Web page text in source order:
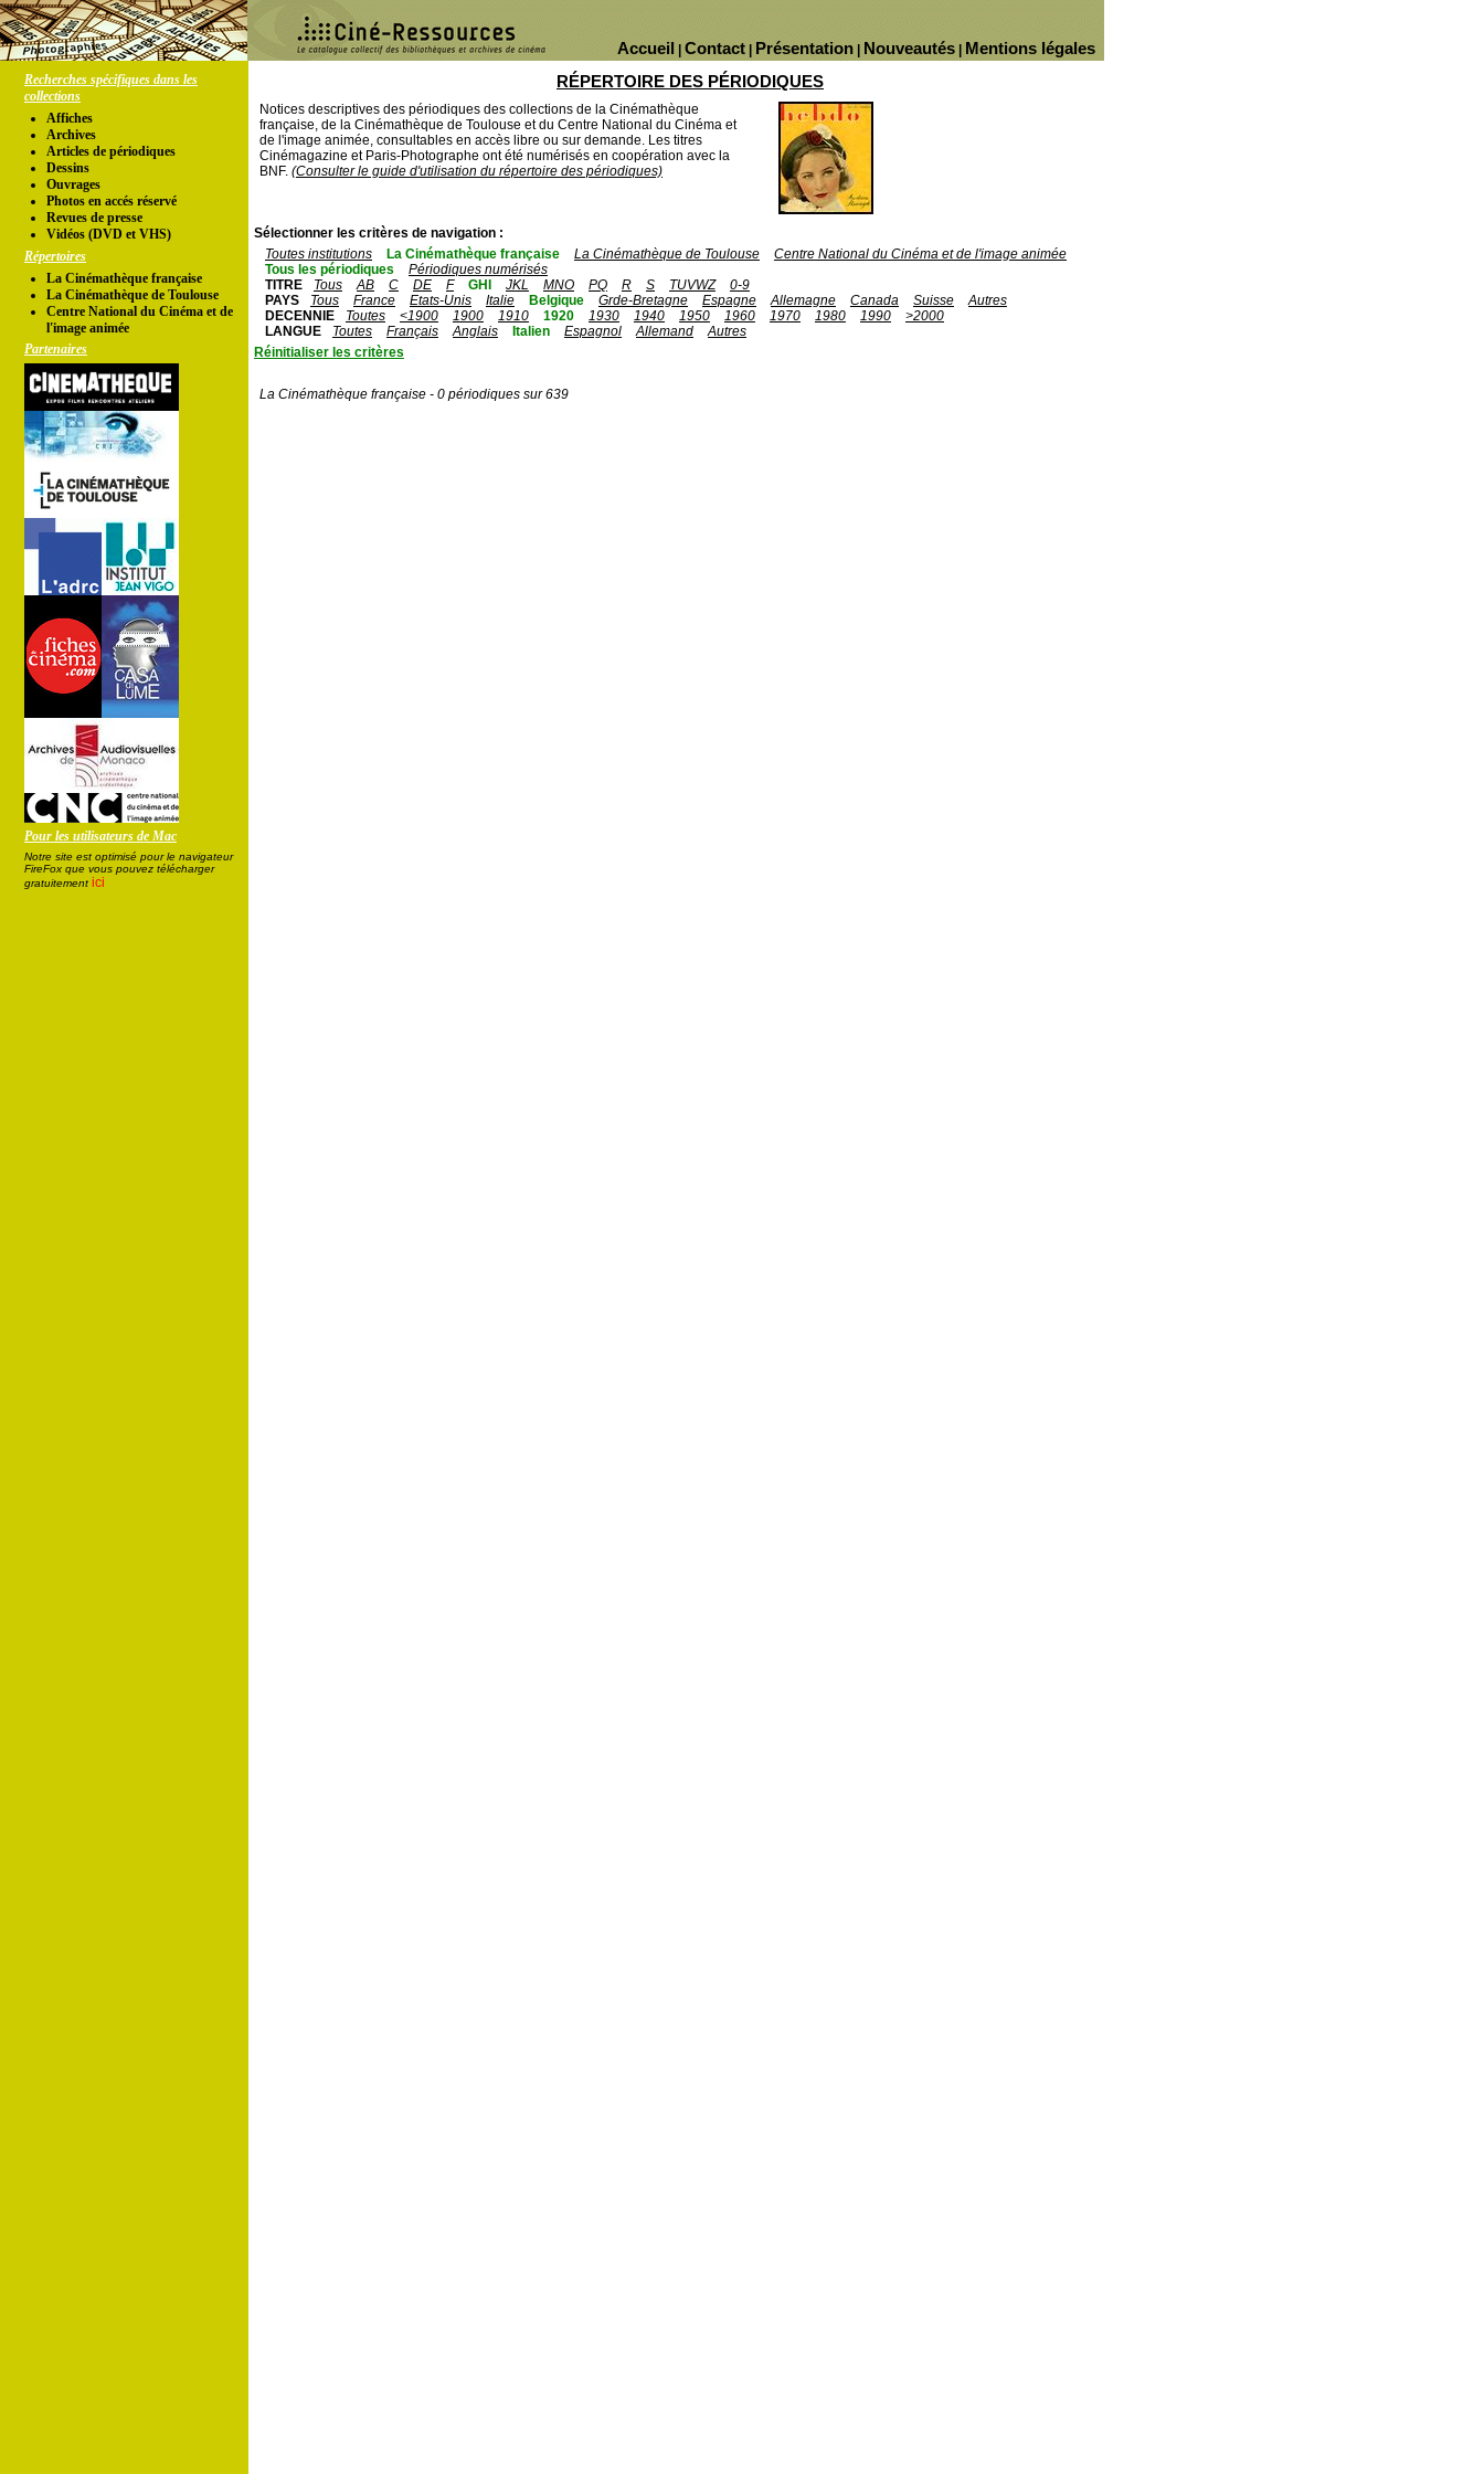
Mentions légales
Nouveautés
Présentation
Contact
Accueil
Recherches spécifiques dans les
collections
Affiches
Archives
Articles de périodiques
Dessins
Ouvrages
Photos en accés réservé
Revues de presse
Vidéos (DVD et VHS)
Répertoires
La Cinémathèque française
La Cinémathèque de Toulouse
Centre National du Cinéma et de
l'image animée
Partenaires
Pour les utilisateurs de Mac
Notre site est optimisé pour le navigateur
FireFox que vous pouvez télécharger
gratuitement ici
RÉPERTOIRE DES PÉRIODIQUES
Notices descriptives des périodiques des collections de la Cinémathèque
française, de la Cinémathèque de Toulouse et du Centre National du Cinéma et
de l'image animée, consultables en accès libre ou sur demande. Les titres
Cinémagazine et Paris-Photographe ont été numérisés en coopération avec la
BNF. (Consulter le guide d'utilisation du répertoire des périodiques)
Sélectionner les critères de navigation :
Toutes institutions
La Cinémathèque française La Cinémathèque de Toulouse
Centre National du Cinéma et de l'image animée
Tous les périodiques
Périodiques numérisés
TITRE
Tous AB C DE F GHI JKL MNO PQ R S TUVWZ
0-9
PAYS
Tous France Etats-Unis Italie Belgique Grde-Bretagne Espagne Allemagne Canada Suisse
Autres
DECENNIE
Toutes <1900 1900 1910 1920 1930 1940 1950 1960 1970 1980 1990
>2000
LANGUE
Toutes Français Anglais Italien Espagnol Allemand
Autres
Réinitialiser les critères
La Cinémathèque française - 0 périodiques sur 639